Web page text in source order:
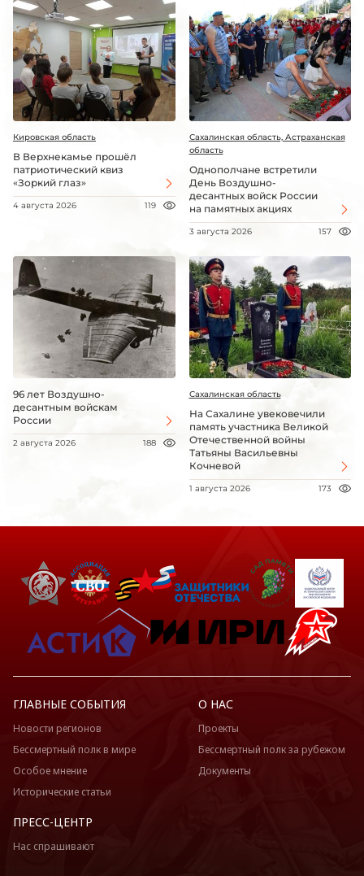
Кировская область
В Верхнекамье прошёл
патриотический квиз
«Зоркий глаз»
4 августа 2026 119
Сахалинская область, Астраханская
область
Однополчане встретили
День Воздушно-
десантных войск России
на памятных акциях
3 августа 2026 157
96 лет Воздушно-
десантным войскам
России
2 августа 2026 188
Сахалинская область
На Сахалине увековечили
память участника Великой
Отечественной войны
Татьяны Васильевны
Кочневой
1 августа 2026 173
ГЛАВНЫЕ СОБЫТИЯ
Новости регионов
Бессмертный полк в мире
Особое мнение
Исторические статьи
О НАС
Проекты
Бессмертный полк за рубежом
Документы
ПРЕСС-ЦЕНТР
Нас спрашивают